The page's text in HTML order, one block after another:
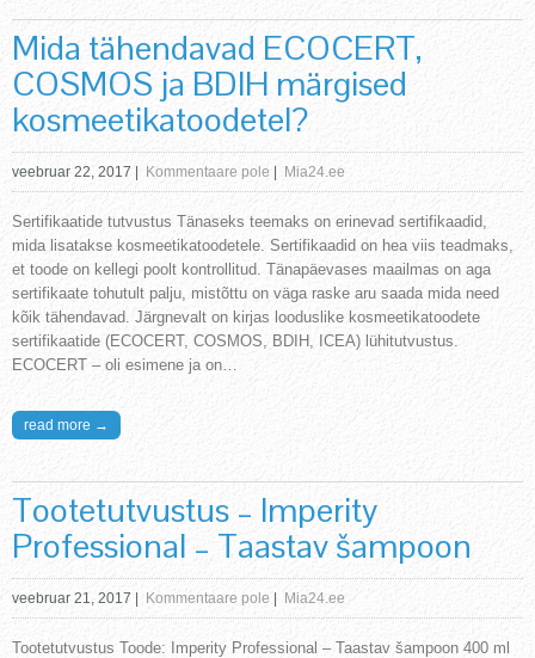
Mida tähendavad ECOCERT,
COSMOS ja BDIH märgised
kosmeetikatoodetel?
veebruar 22, 2017 Kommentaare pole Mia24.ee
Sertifikaatide tutvustus Tänaseks teemaks on erinevad sertifikaadid,
mida lisatakse kosmeetikatoodetele. Sertifikaadid on hea viis teadmaks,
et toode on kellegi poolt kontrollitud. Tänapäevases maailmas on aga
sertifikaate tohutult palju, mistõttu on väga raske aru saada mida need
kõik tähendavad. Järgnevalt on kirjas looduslike kosmeetikatoodete
sertifikaatide (ECOCERT, COSMOS, BDIH, ICEA) lühitutvustus.
ECOCERT – oli esimene ja on…
read more →
Tootetutvustus – Imperity
Professional – Taastav šampoon
veebruar 21, 2017 Kommentaare pole Mia24.ee
Tootetutvustus Toode: Imperity Professional – Taastav šampoon 400 ml